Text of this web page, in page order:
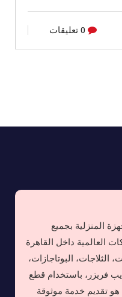
0 تعليقات
المنزلية بجميع
العالمية داخل القاهرة
البوتاجازات،
فريزر، باستخدام قطع
هو تقديم خدمة موثوقة